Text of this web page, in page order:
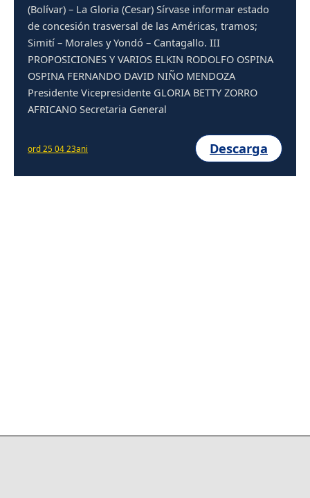
(Bolívar) – La Gloria (Cesar) Sírvase informar estado
de concesión trasversal de las Américas, tramos;
Simití – Morales y Yondó – Cantagallo. III
PROPOSICIONES Y VARIOS ELKIN RODOLFO OSPINA
OSPINA FERNANDO DAVID NIÑO MENDOZA
Presidente Vicepresidente GLORIA BETTY ZORRO
AFRICANO Secretaria General
ord 25 04 23ani Descarga